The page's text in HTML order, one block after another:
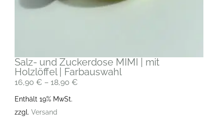
Salz- und Zuckerdose MIMI | mit
Holzlöffel | Farbauswahl
16,90 € – 18,90 €
Enthält 19% MwSt.
zzgl. Versand